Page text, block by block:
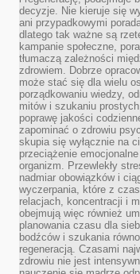
decyzje. Nie kieruje się
ani przypadkowymi
dlatego tak ważne są
kampanie społeczne,
tłumaczą zależności
zdrowiem. Dobrze
może stać się dla wielu
porządkowaniu wiedzy,
mitów i szukaniu
poprawę jakości
zapominać o zdrowiu
skupia się wyłącznie na
przeciążenie emocjonalne
organizm. Przewlekły
nadmiar obowiązków i
wyczerpania, które z
relacjach, koncentracji i
obejmują więc również
planowania czasu dla
bodźców i szukania
regeneracją. Czasami
zdrowiu nie jest